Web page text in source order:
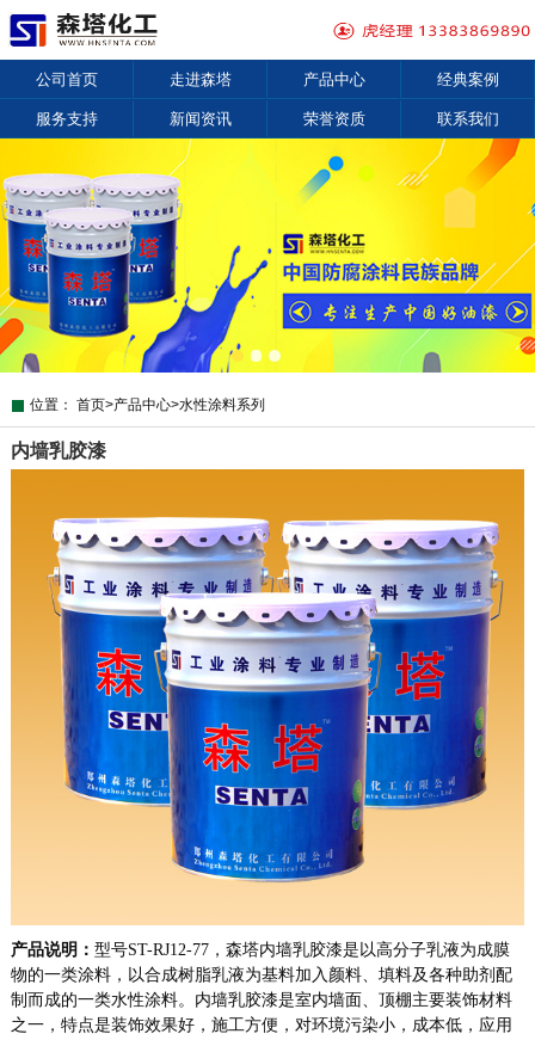
公司首页 走进森塔 产品中心 经典案例
服务支持 新闻资讯 荣誉资质 联系我们
位置： 首页>产品中心>水性涂料系列
内墙乳胶漆
产品说明： 型号ST-RJ12-77，森塔内墙乳胶漆是以高分子乳液为成膜
物的一类涂料，以合成树脂乳液为基料加入颜料、填料及各种助剂配
制而成的一类水性涂料。内墙乳胶漆是室内墙面、顶棚主要装饰材料
之一，特点是装饰效果好，施工方便，对环境污染小，成本低，应用